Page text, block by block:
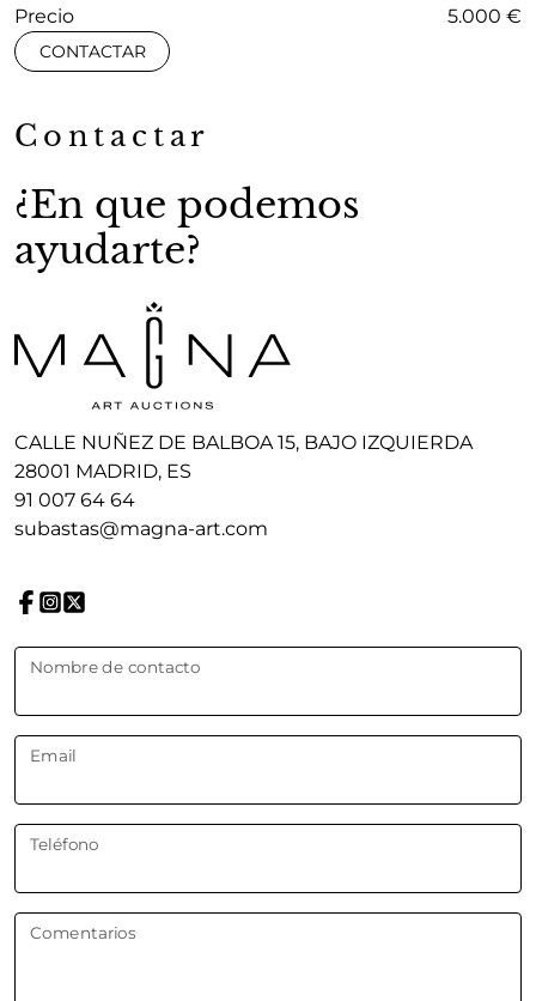
Precio 5.000 €
CONTACTAR
Contactar
¿En que podemos
ayudarte?
CALLE NUÑEZ DE BALBOA 15, BAJO IZQUIERDA
28001 MADRID, ES
91 007 64 64
subastas@magna-art.com
Nombre de contacto
Email
Teléfono
Comentarios